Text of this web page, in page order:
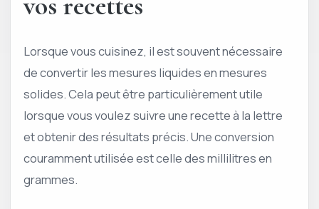
Lorsque vous cuisinez, il est souvent nécessaire
de convertir les mesures liquides en mesures
solides. Cela peut être particulièrement utile
lorsque vous voulez suivre une recette à la lettre
et obtenir des résultats précis. Une conversion
couramment utilisée est celle des millilitres en
grammes.